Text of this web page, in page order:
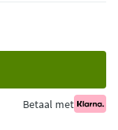
Betaal met